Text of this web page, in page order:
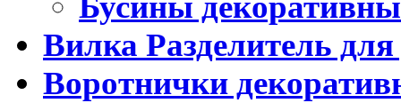
Вилка Разделитель для
Воротнички